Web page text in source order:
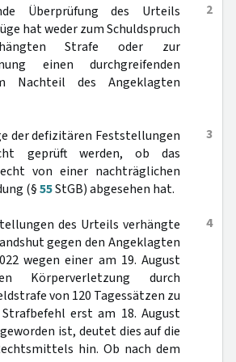
2
Überprüfung des Urteils
hat weder zum Schuldspruch
Strafe oder zur
einen durchgreifenden
Nachteil des Angeklagten
3
der defizitären Feststellungen
geprüft werden, ob das
von einer nachträglichen
(§55StGB) abgesehen hat.
4
des Urteils verhängte
gegen den Angeklagten
wegen einer am 19. August
Körperverletzung durch
von 120 Tagessätzen zu
erst am 18. August
ist, deutet dies auf die
hin. Ob nach dem